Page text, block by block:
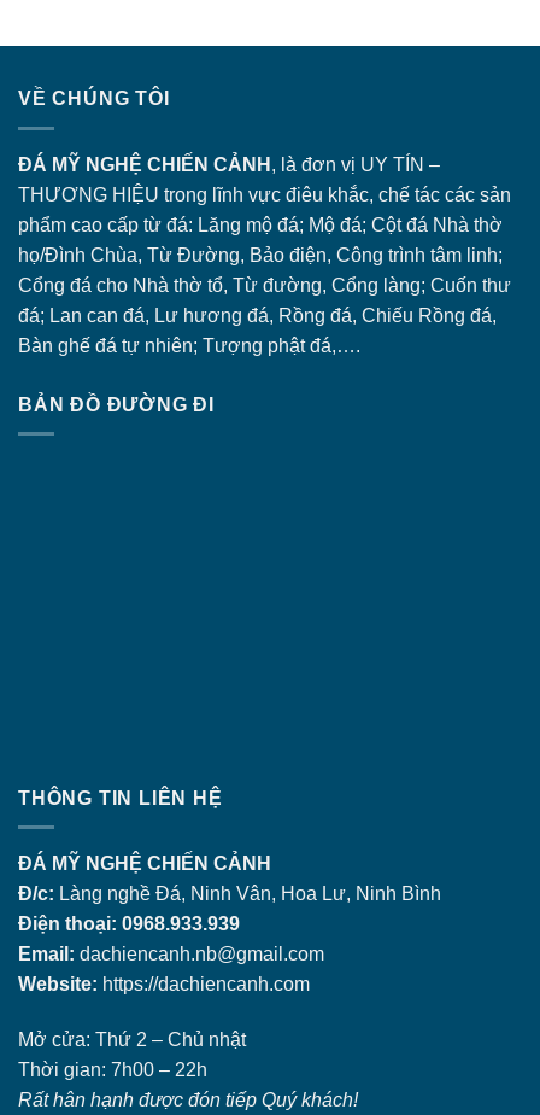
VỀ CHÚNG TÔI
ĐÁ MỸ NGHỆ CHIẾN CẢNH , là đơn vị UY TÍN –
THƯƠNG HIỆU trong lĩnh vực điêu khắc, chế tác các sản
phẩm cao cấp từ đá: Lăng mộ đá; Mộ đá; Cột đá Nhà thờ
họ/Đình Chùa, Từ Đường, Bảo điện, Công trình tâm linh;
Cổng đá cho Nhà thờ tổ, Từ đường, Cổng làng; Cuốn thư
đá; Lan can đá, Lư hương đá, Rồng đá, Chiếu Rồng đá,
Bàn ghế đá tự nhiên; Tượng phật đá,….
BẢN ĐỒ ĐƯỜNG ĐI
THÔNG TIN LIÊN HỆ
ĐÁ MỸ NGHỆ CHIẾN CẢNH
Đ/c: Làng nghề Đá, Ninh Vân, Hoa Lư, Ninh Bình
Điện thoại: 0968.933.939
Email: dachiencanh.nb@gmail.com
Website: https://dachiencanh.com
Mở cửa: Thứ 2 – Chủ nhật
Thời gian: 7h00 – 22h
Rất hân hạnh được đón tiếp Quý khách!